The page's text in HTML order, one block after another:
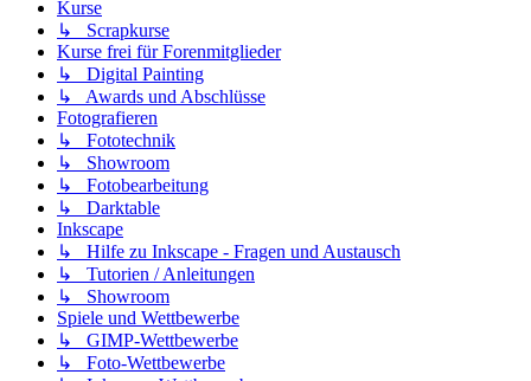
Kurse
↳ Scrapkurse
Kurse frei für Forenmitglieder
↳ Digital Painting
↳ Awards und Abschlüsse
Fotografieren
↳ Fototechnik
↳ Showroom
↳ Fotobearbeitung
↳ Darktable
Inkscape
↳ Hilfe zu Inkscape - Fragen und Austausch
↳ Tutorien / Anleitungen
↳ Showroom
Spiele und Wettbewerbe
↳ GIMP-Wettbewerbe
↳ Foto-Wettbewerbe